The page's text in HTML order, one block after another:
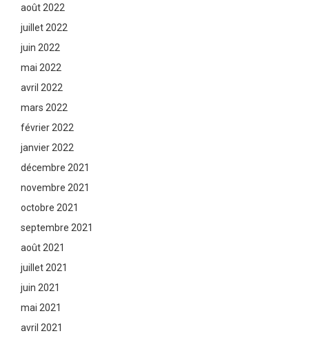
août 2022
juillet 2022
juin 2022
mai 2022
avril 2022
mars 2022
février 2022
janvier 2022
décembre 2021
novembre 2021
octobre 2021
septembre 2021
août 2021
juillet 2021
juin 2021
mai 2021
avril 2021